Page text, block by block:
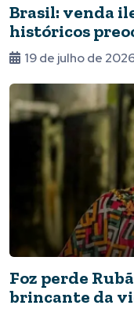
Brasil: venda
históricos
19 de julho de
Foz perde
brincante da